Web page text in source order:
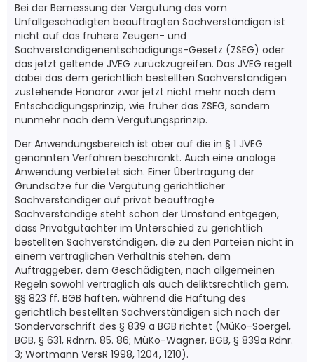
Bei der Bemessung der Vergütung des vom
Unfallgeschädigten beauftragten Sachverständigen ist
nicht auf das frühere Zeugen- und
Sachverständigenentschädigungs-Gesetz (ZSEG) oder
das jetzt geltende JVEG zurückzugreifen. Das JVEG regelt
dabei das dem gerichtlich bestellten Sachverständigen
zustehende Honorar zwar jetzt nicht mehr nach dem
Entschädigungsprinzip, wie früher das ZSEG, sondern
nunmehr nach dem Vergütungsprinzip.
Der Anwendungsbereich ist aber auf die in § 1 JVEG
genannten Verfahren beschränkt. Auch eine analoge
Anwendung verbietet sich. Einer Übertragung der
Grundsätze für die Vergütung gerichtlicher
Sachverständiger auf privat beauftragte
Sachverständige steht schon der Umstand entgegen,
dass Privatgutachter im Unterschied zu gerichtlich
bestellten Sachverständigen, die zu den Parteien nicht in
einem vertraglichen Verhältnis stehen, dem
Auftraggeber, dem Geschädigten, nach allgemeinen
Regeln sowohl vertraglich als auch deliktsrechtlich gem.
§§ 823 ff. BGB haften, während die Haftung des
gerichtlich bestellten Sachverständigen sich nach der
Sondervorschrift des § 839 a BGB richtet (MüKo-Soergel,
BGB, § 631, Rdnrn. 85. 86; MüKo-Wagner, BGB, § 839a Rdnr.
3; Wortmann VersR 1998, 1204, 1210).